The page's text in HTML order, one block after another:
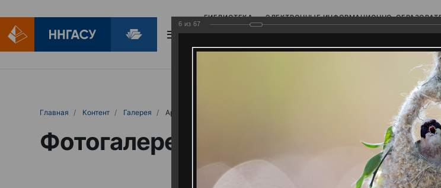
БИБЛИОТЕКА ЭЛЕКТРОННЫЕ ИНФОРМАЦИОННО-
БИБЛИОПОМОЩЬ
Главная Контент Галерея Артемовские луга – жемчужина Нижегородского Поволжья
Фотогалерея
6 из 67